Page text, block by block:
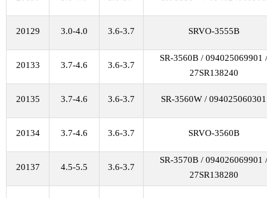
20129 3.0-4.0 3.6-3.7 SRVO-3555B
20133 3.7-4.6 3.6-3.7
SR-3560B / 094025069901 /
27SR138240
20135 3.7-4.6 3.6-3.7 SR-3560W / 094025060301
20134 3.7-4.6 3.6-3.7 SRVO-3560B
20137 4.5-5.5 3.6-3.7
SR-3570B / 094026069901 /
27SR138280